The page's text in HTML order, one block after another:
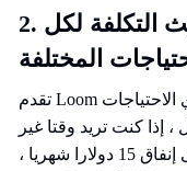
2. خطط مدفوعة وفعالة من حيث التكلفة لكل
المختلفة
تقدم Loom خططا مجانية ومدفوعة للأشخاص ذوي الاحتياجات
، إذا كنت تريد وقتا غير
محدود لتسجيل الشاشة ، فستحتاج إلى إنفاق 15 دولارا شهريا ،